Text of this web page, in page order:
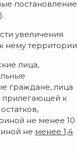
увеличения
нему
лица,
граждане, лица
прилегающей к
не менее 10
не менее 1,4